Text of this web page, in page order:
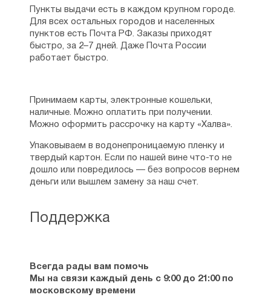
Поддержка
Всегда рады вам помочь
Мы на связи каждый день с 9:00 до 21:00 по
московскому времени
Пункты выдачи есть в каждом крупном городе.
Для всех остальных городов и населенных
пунктов есть Почта РФ. Заказы приходят
быстро, за 2–7 дней. Даже Почта России
работает быстро.
Принимаем карты, электронные кошельки,
наличные. Можно оплатить при получении.
Можно оформить рассрочку на карту «Халва».
Упаковываем в водонепроницаемую пленку и
твердый картон. Если по нашей вине что-то не
дошло или повредилось — без вопросов вернем
деньги или вышлем замену за наш счет.